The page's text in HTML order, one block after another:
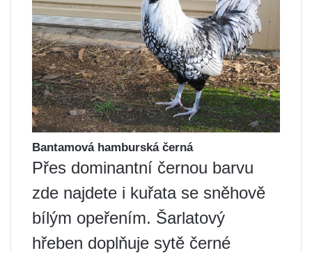
Bantamová hamburská černá
Přes dominantní černou barvu
zde najdete i kuřata se sněhově
bílým opeřením. Šarlatový
hřeben doplňuje sytě černé